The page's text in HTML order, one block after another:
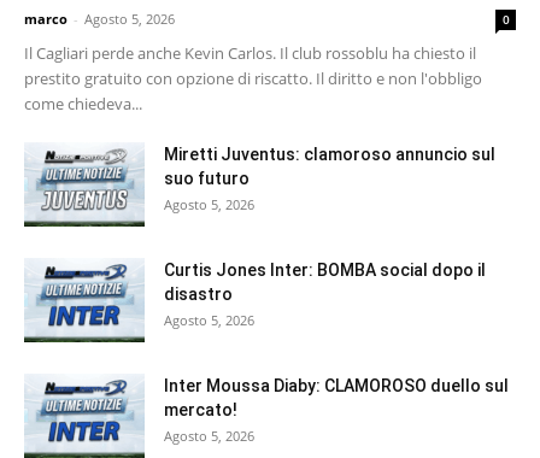
marco - Agosto 5, 2026 0
Il Cagliari perde anche Kevin Carlos. Il club rossoblu ha chiesto il
prestito gratuito con opzione di riscatto. Il diritto e non l'obbligo
come chiedeva...
Miretti Juventus: clamoroso annuncio sul
suo futuro
Agosto 5, 2026
Curtis Jones Inter: BOMBA social dopo il
disastro
Agosto 5, 2026
Inter Moussa Diaby: CLAMOROSO duello sul
mercato!
Agosto 5, 2026